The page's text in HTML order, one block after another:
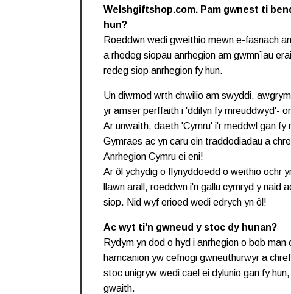
Welshgiftshop.com. Pam gwnest ti
hun?
Roeddwn wedi gweithio mewn e-fasnach
a rhedeg siopau anrhegion am gwmnïau
redeg siop anrhegion fy hun.
Un diwrnod wrth chwilio am swyddi,
yr amser perffaith i 'ddilyn fy mreuddwyd'-
Ar unwaith, daeth 'Cymru' i'r meddwl gan fy
Gymraes ac yn caru ein traddodiadau a
Anrhegion Cymru ei eni!
Ar ôl ychydig o flynyddoedd o weithio ochr
llawn arall, roeddwn i'n gallu cymryd y naid
siop. Nid wyf erioed wedi edrych yn ôl!
Ac wyt ti'n gwneud y stoc dy hunan?
Rydym yn dod o hyd i anrhegion o bob man
hamcanion yw cefnogi gwneuthurwyr a
stoc unigryw wedi cael ei dylunio gan fy
gwaith.